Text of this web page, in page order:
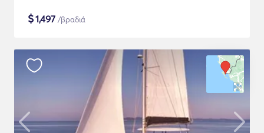
$1,497 /βραδιά